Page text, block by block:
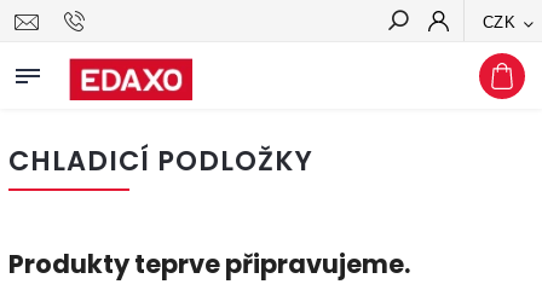
CZK
Hledat
CHLADICÍ PODLOŽKY
Produkty teprve připravujeme.